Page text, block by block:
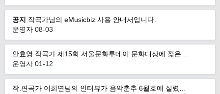
공지 작곡가님의 eMusicbiz 사용 안내서입니다.
운영자 08-03
안효영 작곡가 제15회 서울문화투데이 문화대상에 젊은 …
운영자 01-12
작.편곡가 이희연님의 인터뷰가 음악춘추 6월호에 실렸…